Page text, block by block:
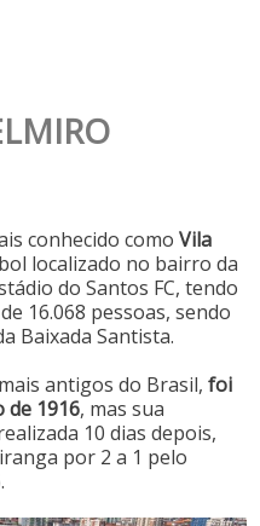
conhecido comoVila
localizado no bairro da
do Santos FC, tendo
16.068 pessoas, sendo
Baixada Santista.
antigos do Brasil,foi
de 1916, mas sua
10 dias depois,
por 2 a 1 pelo